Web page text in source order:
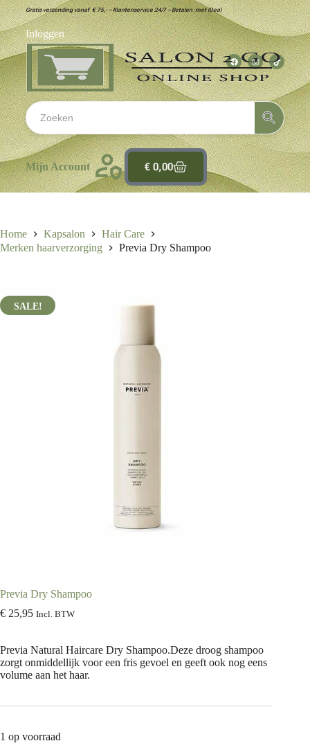
Gratis verzending vanaf € 75,- – Klantenservice 24/7 – Betalen met iDeal
Inloggen
Mijn Account €0,00
Home Kapsalon
Hair Care
Merken haarverzorging
Previa Dry Shampoo
Previa Dry Shampoo
€ 25,95 Incl. BTW
Previa Natural Haircare Dry Shampoo.Deze droog shampoo
zorgt onmiddellijk voor een fris gevoel en geeft ook nog eens
volume aan het haar.
1 op voorraad